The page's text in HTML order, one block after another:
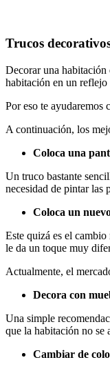
Trucos
Decorar una habitación
habitación en un reflejo
Por eso te ayudaremos
A continuación, los
Coloca una
Un truco bastante
necesidad de pintar las
Coloca un
Este quizá es el
le da un toque muy
Actualmente, el
Decora con
Una simple
que la habitación no se
Cambiar de